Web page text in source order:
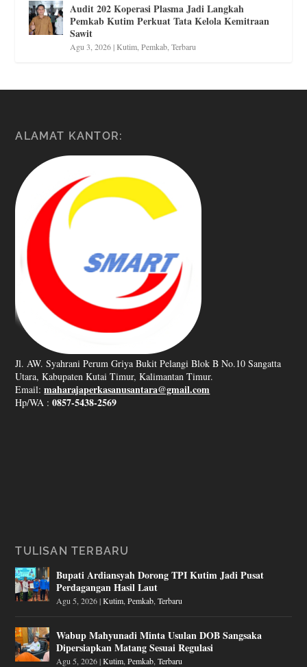
Audit 202 Koperasi Plasma Jadi Langkah
Pemkab Kutim Perkuat Tata Kelola Kemitraan
Sawit
Agu 3, 2026|Kutim ,Pemkab ,Terbaru
ALAMAT KANTOR:
Jl. AW. Syahrani Perum Griya Bukit Pelangi Blok B No.10 Sangatta
Utara, Kabupaten Kutai Timur, Kalimantan Timur.
Email:maharajaperkasanusantara@gmail.com
Hp/WA :0857-5438-2569
TULISAN TERBARU
Bupati Ardiansyah Dorong TPI Kutim Jadi Pusat
Perdagangan Hasil Laut
Agu 5, 2026|Kutim ,Pemkab ,Terbaru
Wabup Mahyunadi Minta Usulan DOB Sangsaka
Dipersiapkan Matang Sesuai Regulasi
Agu 5, 2026|Kutim ,Pemkab ,Terbaru